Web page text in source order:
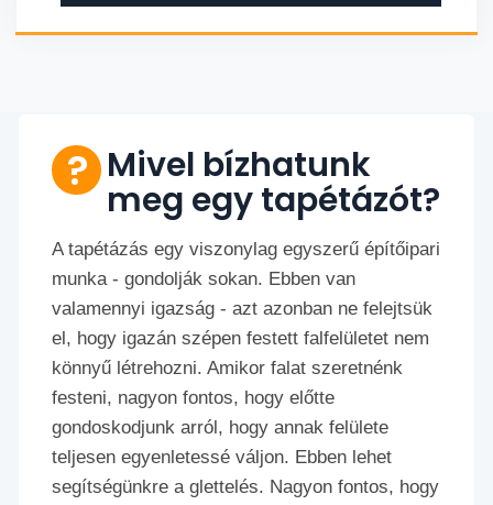
Mivel bízhatunk
meg egy tapétázót?
A tapétázás egy viszonylag egyszerű építőipari
munka - gondolják sokan. Ebben van
valamennyi igazság - azt azonban ne felejtsük
el, hogy igazán szépen festett falfelületet nem
könnyű létrehozni. Amikor falat szeretnénk
festeni, nagyon fontos, hogy előtte
gondoskodjunk arról, hogy annak felülete
teljesen egyenletessé váljon. Ebben lehet
segítségünkre a glettelés. Nagyon fontos, hogy